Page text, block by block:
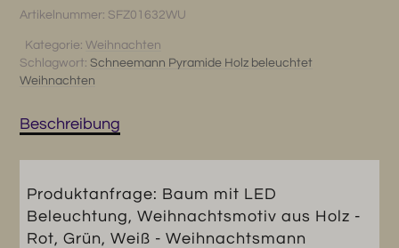
Weihnachtsmotiv
aus
Holz
Rot,
Weiß
Weihnachtsmann
Menge
Artikelnummer: SFZ01632WU
Kategorie: Weihnachten
Schlagwort:Schneemann Pyramide Holz beleuchtet
Weihnachten
Beschreibung
Produktanfrage: Baum mit LED
Beleuchtung, Weihnachtsmotiv aus Holz -
Rot, Grün, Weiß - Weihnachtsmann